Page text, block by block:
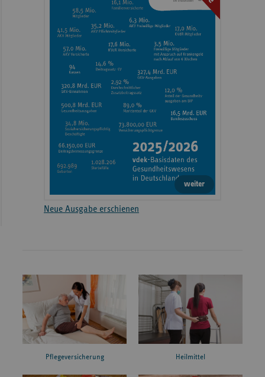
weiter
Neue Ausgabe erschienen
Pflegeversicherung Heilmittel